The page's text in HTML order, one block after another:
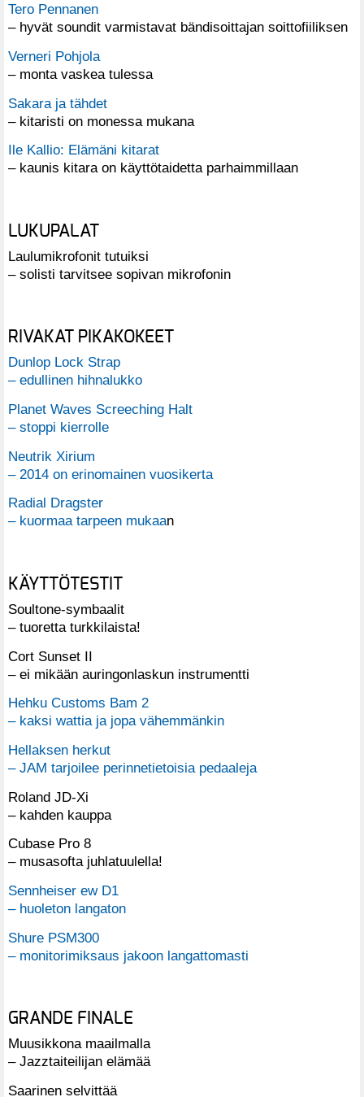
Tero Pennanen
– hyvät soundit varmistavat bändisoittajan soittofiiliksen
Verneri Pohjola
– monta vaskea tulessa
Sakara ja tähdet
– kitaristi on monessa mukana
Ile Kallio: Elämäni kitarat
– kaunis kitara on käyttötaidetta parhaimmillaan
LUKUPALAT
Laulumikrofonit tutuiksi
– solisti tarvitsee sopivan mikrofonin
RIVAKAT PIKAKOKEET
Dunlop Lock Strap
– edullinen hihnalukko
Planet Waves Screeching Halt
– stoppi kierrolle
Neutrik Xirium
– 2014 on erinomainen vuosikerta
Radial Dragster
– kuormaa tarpeen mukaan
KÄYTTÖTESTIT
Soultone-symbaalit
– tuoretta turkkilaista!
Cort Sunset II
– ei mikään auringonlaskun instrumentti
Hehku Customs Bam 2
– kaksi wattia ja jopa vähemmänkin
Hellaksen herkut
– JAM tarjoilee perinnetietoisia pedaaleja
Roland JD-Xi
– kahden kauppa
Cubase Pro 8
– musasofta juhlatuulella!
Sennheiser ew D1
– huoleton langaton
Shure PSM300
– monitorimiksaus jakoon langattomasti
GRANDE FINALE
Muusikkona maailmalla
– Jazztaiteilijan elämää
Saarinen selvittää